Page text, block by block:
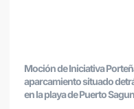
Moción de Iniciativa
aparcamiento situado
en la playa de Puerto